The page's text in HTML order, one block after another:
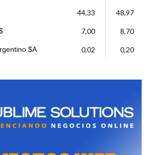
44,33 48,97
7,00 8,70
$A 0,02 0,20